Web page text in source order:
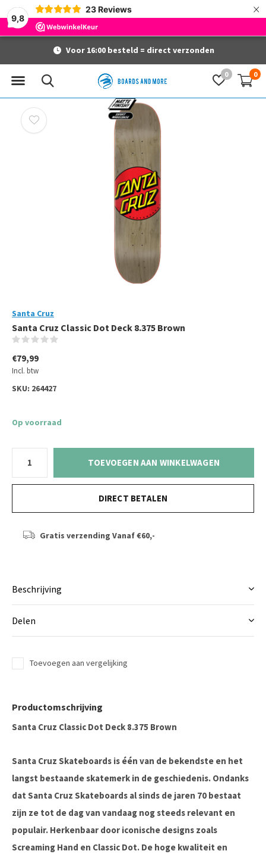
9,8
23 Reviews ×
0 0
Voor 16:00 besteld = direct verzonden
Santa Cruz
Santa Cruz Classic Dot Deck 8.375 Brown
€79,99
Incl. btw
SKU: 264427
Op voorraad
TOEVOEGEN AAN WINKELWAGEN
DIRECT BETALEN
Gratis verzending Vanaf €60,-
Beschrijving
Delen
Toevoegen aan vergelijking
Productomschrijving
Santa Cruz Classic Dot Deck 8.375 Brown
Santa Cruz Skateboards is één van de bekendste en het
langst bestaande skatemerk in de geschiedenis. Ondanks
dat Santa Cruz Skateboards al sinds de jaren 70 bestaat
zijn ze tot de dag van vandaag nog steeds relevant en
populair. Herkenbaar door iconische designs zoals
Screaming Hand en Classic Dot. De hoge kwaliteit en